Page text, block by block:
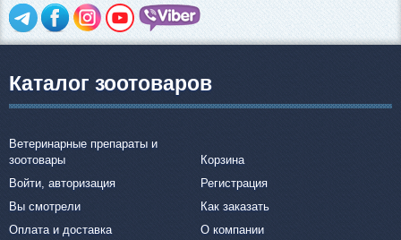
Каталог зоотоваров
Ветеринарные препараты и
зоотовары
Корзина
Войти, авторизация
Регистрация
Вы смотрели
Как заказать
Оплата и доставка
О компании